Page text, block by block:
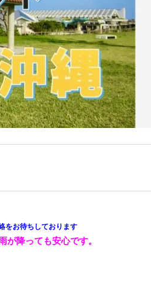
をお待ちしております
降っても安心です。